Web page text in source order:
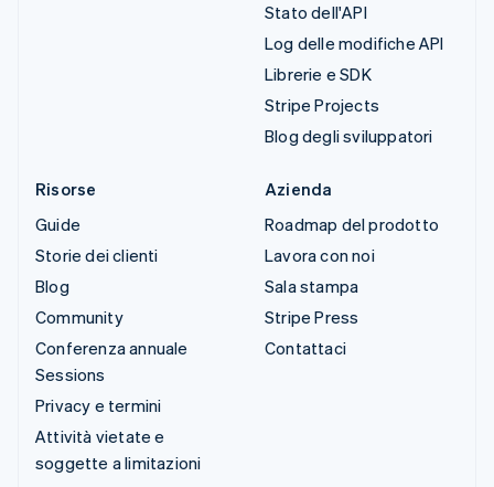
Stato dell'API
Log delle modifiche API
Librerie e SDK
Stripe Projects
Blog degli sviluppatori
Risorse
Guide
Storie dei clienti
Blog
Community
Conferenza annuale
Sessions
Privacy e termini
Attività vietate e
soggette a limitazioni
Azienda
Roadmap del prodotto
Lavora con noi
Sala stampa
Stripe Press
Contattaci